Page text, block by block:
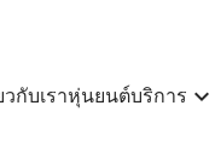
วกับเราหุ่นยนต์บริการ expand_more